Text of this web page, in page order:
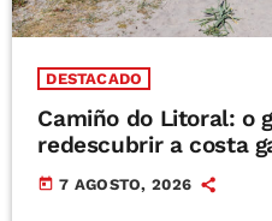
DESTACADO
Camiño do Litoral: o
redescubrir a costa
today 7 AGOSTO, 2026